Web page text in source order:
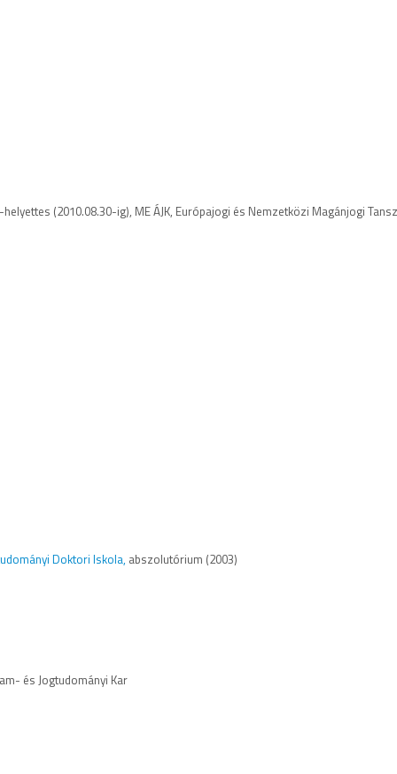
helyettes (2010.08.30-ig), ME ÁJK, Európajogi és Nemzetközi Magánjogi
Doktori Iskola, abszolutórium (2003)
és Jogtudományi Kar